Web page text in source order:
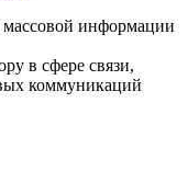
массовой информации
в сфере связи,
коммуникаций